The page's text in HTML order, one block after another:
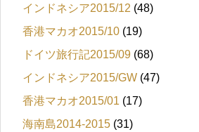
インドネシア2015/12 (48)
香港マカオ2015/10 (19)
ドイツ旅行記2015/09 (68)
インドネシア2015/GW (47)
香港マカオ2015/01 (17)
海南島2014-2015 (31)